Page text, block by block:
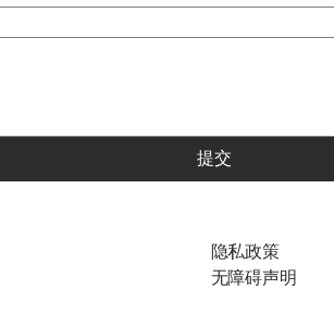
提交
隐私政策
无障碍声明